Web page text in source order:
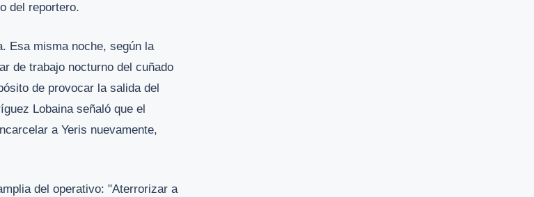
del reportero.
Esa misma noche, según la
de trabajo nocturno del cuñado
de provocar la salida del
Lobaina señaló que el
a Yeris nuevamente,
del operativo: "Aterrorizar a